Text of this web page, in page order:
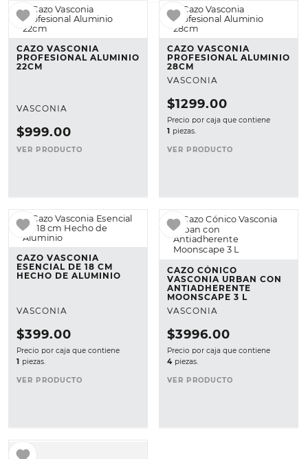
CAZO VASCONIA
PROFESIONAL ALUMINIO
22CM
VASCONIA
$999.00
VER PRODUCTO
CAZO VASCONIA
PROFESIONAL ALUMINIO
28CM
VASCONIA
$1299.00
Precio por caja que contiene
1 piezas.
VER PRODUCTO
CAZO VASCONIA
ESENCIAL DE 18 CM
HECHO DE ALUMINIO
VASCONIA
$399.00
Precio por caja que contiene
1 piezas.
VER PRODUCTO
CAZO CÓNICO
VASCONIA URBAN CON
ANTIADHERENTE
MOONSCAPE 3 L
VASCONIA
$3996.00
Precio por caja que contiene
4 piezas.
VER PRODUCTO